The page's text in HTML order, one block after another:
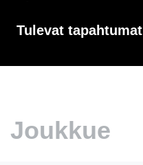
Tulevat tapahtumat
Joukkue